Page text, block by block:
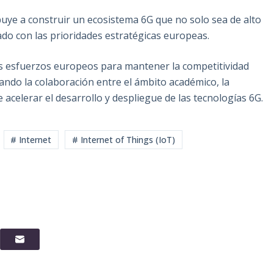
a construir un ecosistema 6G que no solo sea de alto
con las prioridades estratégicas europeas.
esfuerzos europeos para mantener la competitividad
la colaboración entre el ámbito académico, la
el desarrollo y despliegue de las tecnologías 6G.
# Internet # Internet of Things (IoT)